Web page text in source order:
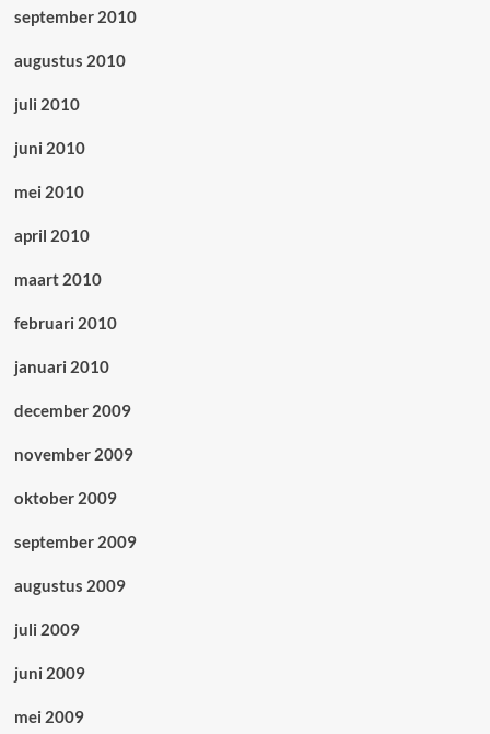
september 2010
augustus 2010
juli 2010
juni 2010
mei 2010
april 2010
maart 2010
februari 2010
januari 2010
december 2009
november 2009
oktober 2009
september 2009
augustus 2009
juli 2009
juni 2009
mei 2009